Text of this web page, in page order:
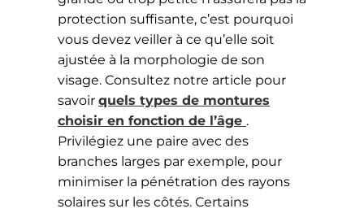
protection suffisante, c’est pourquoi
vous devez veiller à ce qu’elle soit
ajustée à la morphologie de son
visage. Consultez notre article pour
savoir quels types de montures
choisir en fonction de l’âge .
Privilégiez une paire avec des
branches larges par exemple, pour
minimiser la pénétration des rayons
solaires sur les côtés. Certains